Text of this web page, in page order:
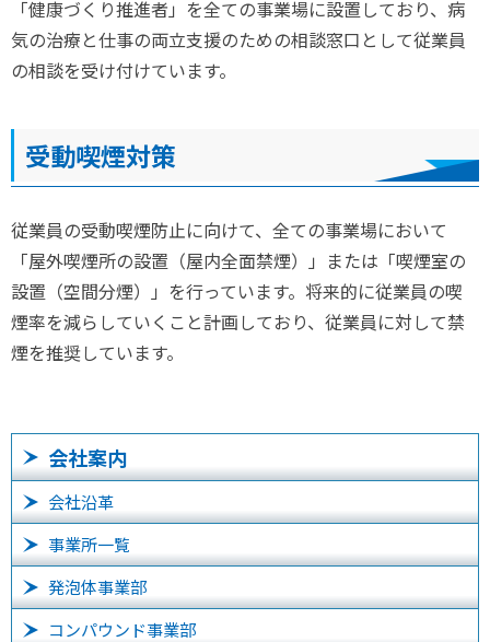
「健康づくり推進者」を全ての事業場に設置しており、病
気の治療と仕事の両立支援のための相談窓口として従業員
の相談を受け付けています。
受動喫煙対策
従業員の受動喫煙防止に向けて、全ての事業場において
「屋外喫煙所の設置（屋内全面禁煙）」または「喫煙室の
設置（空間分煙）」を行っています。将来的に従業員の喫
煙率を減らしていくこと計画しており、従業員に対して禁
煙を推奨しています。
会社案内
会社沿革
事業所一覧
発泡体事業部
コンパウンド事業部